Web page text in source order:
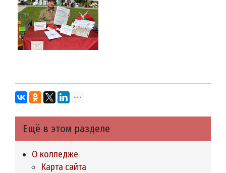
Ещё в этом разделе
О колледже
Карта сайта